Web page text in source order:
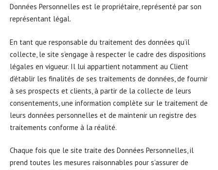
Données Personnelles est le propriétaire, représenté par son
représentant légal.
En tant que responsable du traitement des données qu’il
collecte, le site s’engage à respecter le cadre des dispositions
légales en vigueur. Il lui appartient notamment au Client
d’établir les finalités de ses traitements de données, de fournir
à ses prospects et clients, à partir de la collecte de leurs
consentements, une information complète sur le traitement de
leurs données personnelles et de maintenir un registre des
traitements conforme à la réalité.
Chaque fois que le site traite des Données Personnelles, il
prend toutes les mesures raisonnables pour s’assurer de